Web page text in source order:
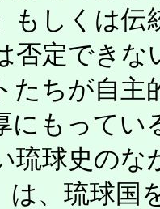
もしくは伝
否定でき
たちが自
にもって
琉球史の
は、琉球国